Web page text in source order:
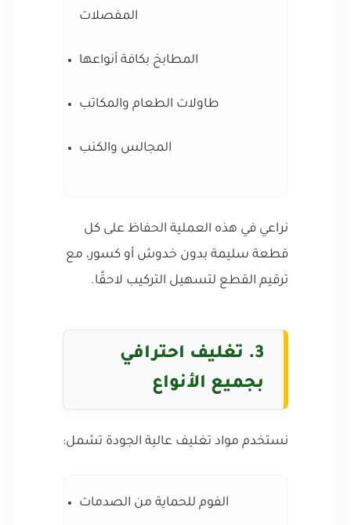
المفصلات
المطابخ بكافة أنواعها
طاولات الطعام والمكاتب
المجالس والكنب
نراعي في هذه العملية الحفاظ على كل
قطعة سليمة بدون خدوش أو كسور، مع
ترقيم القطع لتسهيل التركيب لاحقًا.
3. تغليف احترافي
بجميع الأنواع
نستخدم مواد تغليف عالية الجودة تشمل:
الفوم للحماية من الصدمات